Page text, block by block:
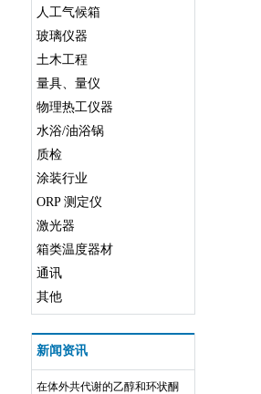
人工气候箱
玻璃仪器
土木工程
量具、量仪
物理热工仪器
水浴/油浴锅
质检
涂装行业
ORP 测定仪
激光器
箱类温度器材
通讯
其他
新闻资讯
在体外共代谢的乙醇和环状酮